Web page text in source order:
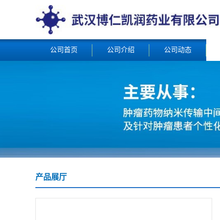
公司首页 公司介绍 公司动态
产品展厅